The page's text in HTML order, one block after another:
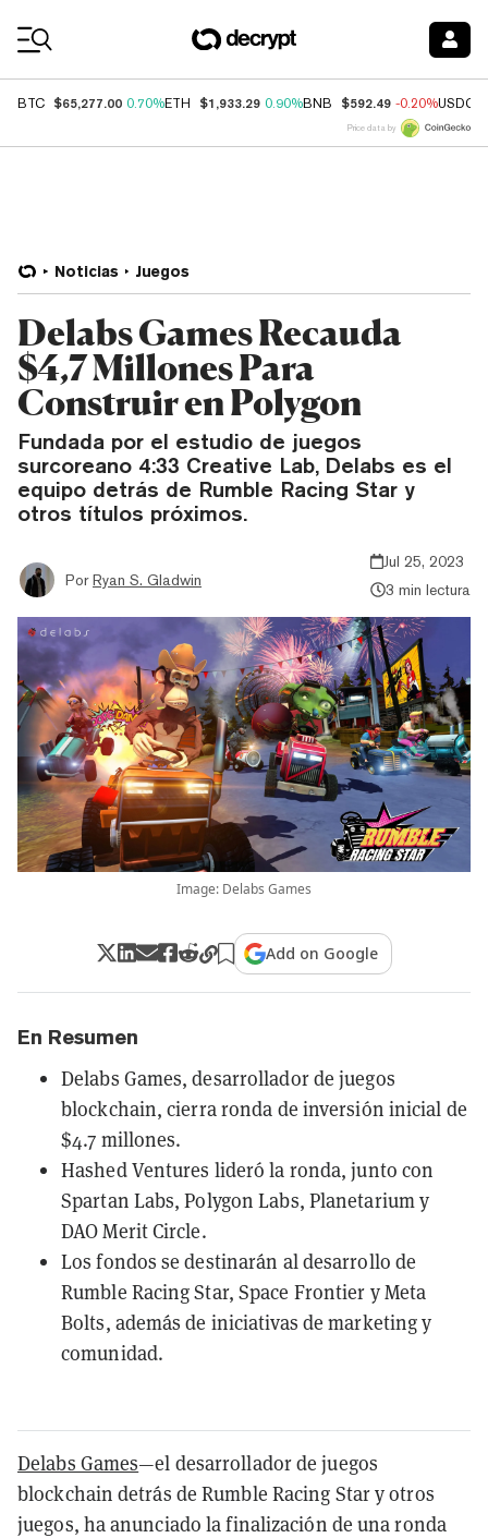
BTC $65,277.00 0.70%ETH $1,933.29 0.90%BNB $592.49 -0.20%USDC
Price data by
Noticias Juegos
Delabs Games Recauda
$4,7 Millones Para
Construir en Polygon
Fundada por el estudio de juegos
surcoreano 4:33 Creative Lab, Delabs es el
equipo detrás de Rumble Racing Star y
otros títulos próximos.
Por Ryan S. Gladwin
Jul 25, 2023
3 min lectura
Image: Delabs Games
Add on Google
En Resumen
Delabs Games, desarrollador de juegos
blockchain, cierra ronda de inversión inicial de
$4.7 millones.
Hashed Ventures lideró la ronda, junto con
Spartan Labs, Polygon Labs, Planetarium y
DAO Merit Circle.
Los fondos se destinarán al desarrollo de
Rumble Racing Star, Space Frontier y Meta
Bolts, además de iniciativas de marketing y
comunidad.
Delabs Games—el desarrollador de juegos
blockchain detrás de Rumble Racing Star y otros
juegos, ha anunciado la finalización de una ronda